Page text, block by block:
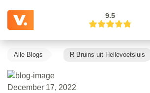
9.5
Alle Blogs R Bruins uit Hellevoetsluis
December 17, 2022